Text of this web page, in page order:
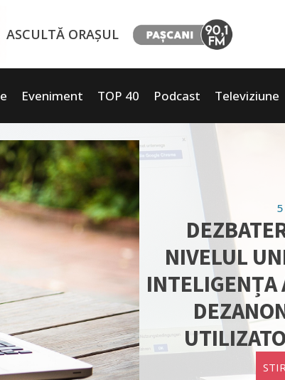
ASCULTĂ ORAȘUL
Eveniment TOP 40 Podcast Televiziune
NIVELUL
INTELIGENȚA